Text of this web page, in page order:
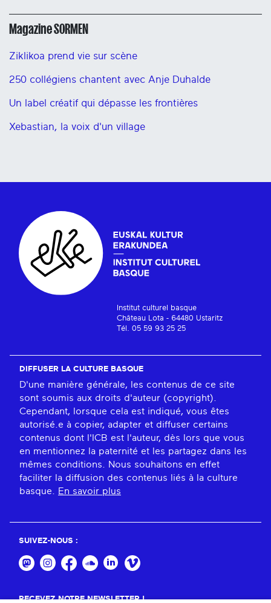
Magazine SORMEN
Ziklikoa prend vie sur scène
250 collégiens chantent avec Anje Duhalde
Un label créatif qui dépasse les frontières
Xebastian, la voix d'un village
Institut culturel basque
Château Lota - 64480 Ustaritz
Tél. 05 59 93 25 25
DIFFUSER LA CULTURE BASQUE
D'une manière générale, les contenus de ce site
sont soumis aux droits d'auteur (copyright).
Cependant, lorsque cela est indiqué, vous êtes
autorisé.e à copier, adapter et diffuser certains
contenus dont l'ICB est l'auteur, dès lors que vous
en mentionnez la paternité et les partagez dans les
mêmes conditions. Nous souhaitons en effet
faciliter la diffusion des contenus liés à la culture
basque. En savoir plus
SUIVEZ-NOUS :
RECEVEZ NOTRE NEWSLETTER !